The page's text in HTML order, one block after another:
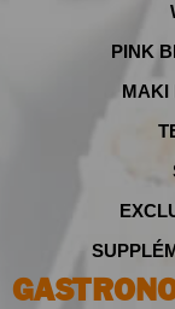
PINK
MAKI